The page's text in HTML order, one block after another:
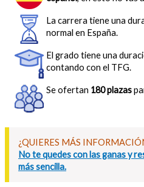
La carrera tiene una
normal en España.
El grado tiene una
contando con el TFG.
Se ofertan 180 plazas
¿QUIERES MÁS
No te quedes con las ganas y
más sencilla.